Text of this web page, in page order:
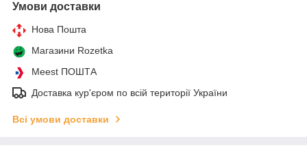
Умови доставки
Нова Пошта
Магазини Rozetka
Meest ПОШТА
Доставка кур'єром по всій території України
Всі умови доставки